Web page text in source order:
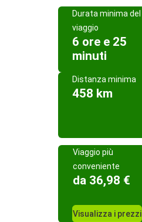
Durata minima del
viaggio
6 ore e 25
minuti
Distanza minima
458 km
Viaggio più
conveniente
da 36,98 €
Visualizza i prezzi